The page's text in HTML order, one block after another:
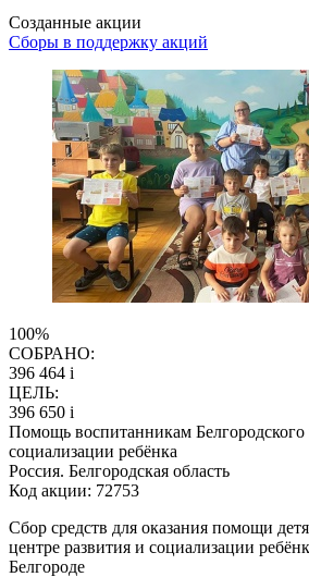
Созданные акции
Сборы в поддержку акций
100%
СОБРАНО:
396 464 i
ЦЕЛЬ:
396 650 i
Помощь воспитанникам Белгородского
социализации ребёнка
Россия. Белгородская область
Код акции: 72753
Сбор средств для оказания помощи
центре развития и социализации
Белгороде